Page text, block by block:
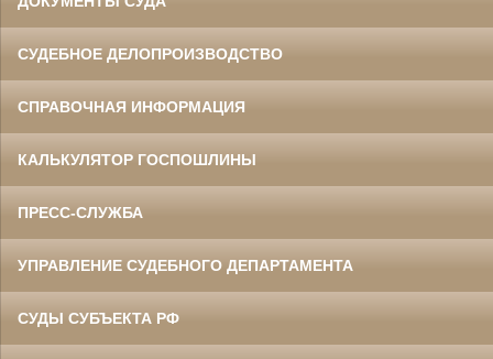
СУДЕБНОЕ ДЕЛОПРОИЗВОДСТВО
СПРАВОЧНАЯ ИНФОРМАЦИЯ
КАЛЬКУЛЯТОР ГОСПОШЛИНЫ
ПРЕСС-СЛУЖБА
УПРАВЛЕНИЕ СУДЕБНОГО ДЕПАРТАМЕНТА
СУДЫ СУБЪЕКТА РФ